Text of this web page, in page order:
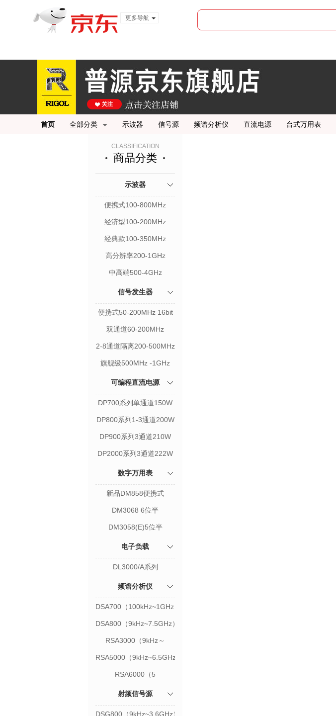
更多导航
首页 全部分类 示波器 信号源 频谱分析仪 直流电源 台式万用表
CLASSIFICATION
商品分类
示波器
便携式100-800MHz
经济型100-200MHz
经典款100-350MHz
高分辨率200-1GHz
中高端500-4GHz
信号发生器
便携式50-200MHz 16bit
双通道60-200MHz
2-8通道隔离200-500MHz
旗舰级500MHz -1GHz
可编程直流电源
DP700系列单通道150W
DP800系列1-3通道200W
DP900系列3通道210W
DP2000系列3通道222W
数字万用表
新品DM858便携式
DM3068 6位半
DM3058(E)5位半
电子负载
DL3000/A系列
频谱分析仪
DSA700（100kHz~1GHz）
DSA800（9kHz~7.5GHz）
RSA3000（9kHz～
RSA5000（9kHz~6.5GHz）
RSA6000（5
射频信号源
DSG800（9kHz~3.6GHz）